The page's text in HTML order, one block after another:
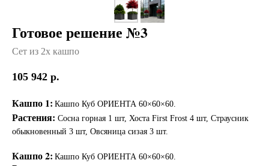
Готовое решение №3
Сет из 2х кашпо
105 942 р.
Кашпо 1: Кашпо Куб ОРИЕНТА 60×60×60.
Растения: Сосна горная 1 шт, Хоста First Frost 4 шт, Страусник
обыкновенный 3 шт, Овсяница сизая 3 шт.
Кашпо 2: Кашпо Куб ОРИЕНТА 60×60×60.